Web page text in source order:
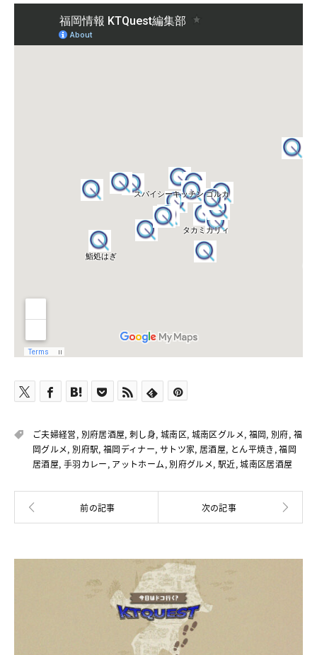
ご夫婦経営, 別府居酒屋,刺し身, 城南区, 城南区グルメ, 福岡, 別府, 福
岡グルメ, 別府駅,福岡ディナー, サトツ家, 居酒屋, とん平焼き,福岡
居酒屋, 手羽カレー, アットホーム, 別府グルメ, 駅近,城南区居酒屋